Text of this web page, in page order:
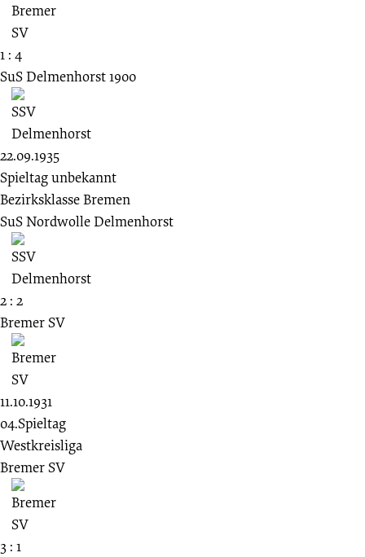
1 : 4
SuS Delmenhorst 1900
22.09.1935
Spieltag unbekannt
Bezirksklasse Bremen
SuS Nordwolle Delmenhorst
2 : 2
Bremer SV
11.10.1931
04.Spieltag
Westkreisliga
Bremer SV
3 : 1